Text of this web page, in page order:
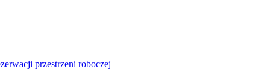
przestrzeni roboczej